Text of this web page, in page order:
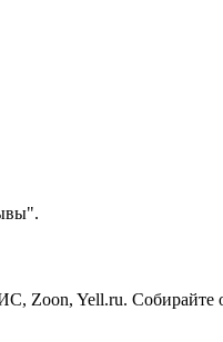
Zoon, Yell.ru.